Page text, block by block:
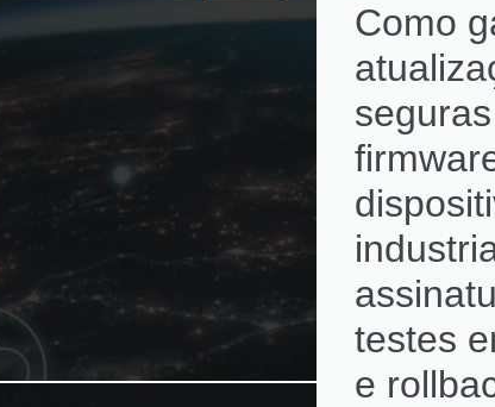
Como
testes
e